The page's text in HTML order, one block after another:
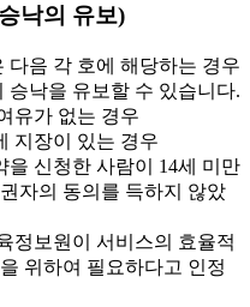
낙의 유보)
음 각 호에 해당하는 경우
승낙을 유보할 수 있습니다.
유가 없는 경우
지장이 있는 경우
을 신청한 사람이 14세 미만
자의 동의를 득하지 않았
정보원이 서비스의 효율적
위하여 필요하다고 인정